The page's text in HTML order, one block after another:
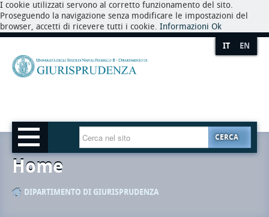
I cookie utilizzati servono al corretto funzionamento del sito.
Proseguendo la navigazione senza modificare le impostazioni del
browser, accetti di ricevere tutti i cookie. Informazioni Ok
IT EN
CERCA
Home
DIPARTIMENTO DI GIURISPRUDENZA